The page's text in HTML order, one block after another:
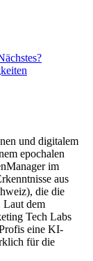
und digitalem
epochalen
im
aus
die die
Laut dem
Tech Labs
eine KI-
für die